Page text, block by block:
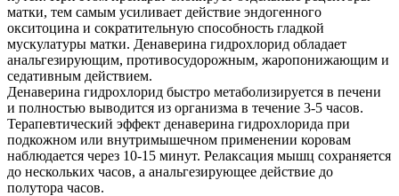
матки, тем самым усиливает действие эндогенного
окситоцина и сократительную способность гладкой
мускулатуры матки. Денаверина гидрохлорид обладает
анальгезирующим, противосудорожным, жаропонижающим и
седативным действием.
Денаверина гидрохлорид быстро метаболизируется в печени
и полностью выводится из организма в течение 3-5 часов.
Терапевтический эффект денаверина гидрохлорида при
подкожном или внутримышечном применении коровам
наблюдается через 10-15 минут. Релаксация мышц сохраняется
до нескольких часов, а анальгезирующее действие до
полутора часов.